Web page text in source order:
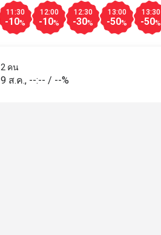
M*******e
11:30
-10%
12:00
-10%
12:30
-30%
13:00
-50%
13:30
-50%
2 คน
9 ส.ค., --:-- / --%